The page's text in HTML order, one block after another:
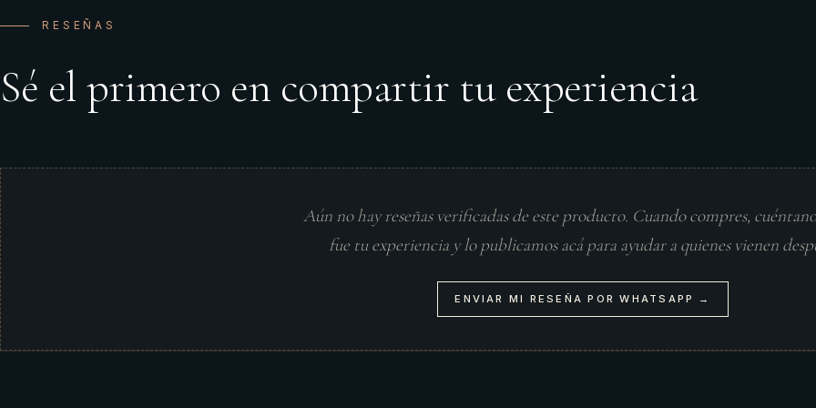
RESEÑAS
Sé el primero en compartir tu experiencia
Aún no hay reseñas verificadas de este producto. Cuando compres,
fue tu experiencia y lo publicamos acá para ayudar a quienes vienen
ENVIAR MI RESEÑA POR WHATSAPP →